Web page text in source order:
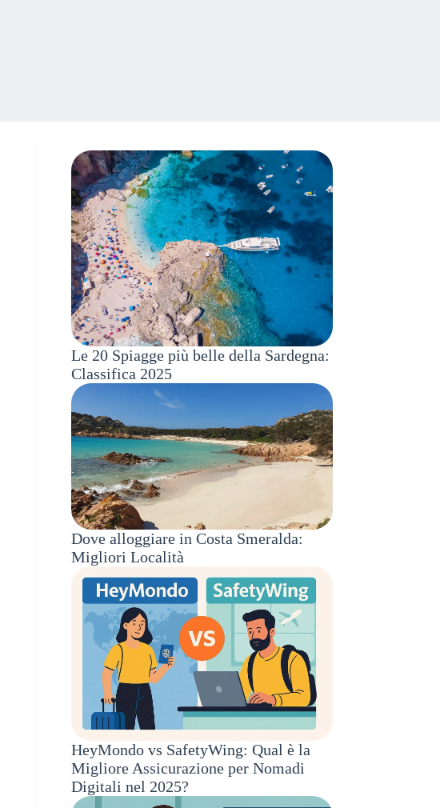
Le 20 Spiagge più belle della Sardegna:
Classifica 2025
Dove alloggiare in Costa Smeralda:
Migliori Località
HeyMondo vs SafetyWing: Qual è la
Migliore Assicurazione per Nomadi
Digitali nel 2025?